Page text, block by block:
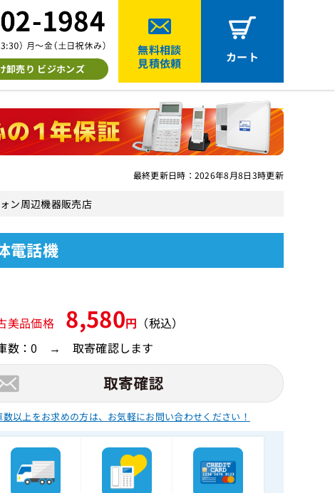
卸売り ビジホンズ
無料相談
見積依頼
カート
最終更新日時：2026年8月8日3時更新
ン周辺機器販売店
電話機
美品価格 8,580円 （税込）
数：0 → 取寄確認します
以上をお求めの方は、 お気軽にお問い合わせください！